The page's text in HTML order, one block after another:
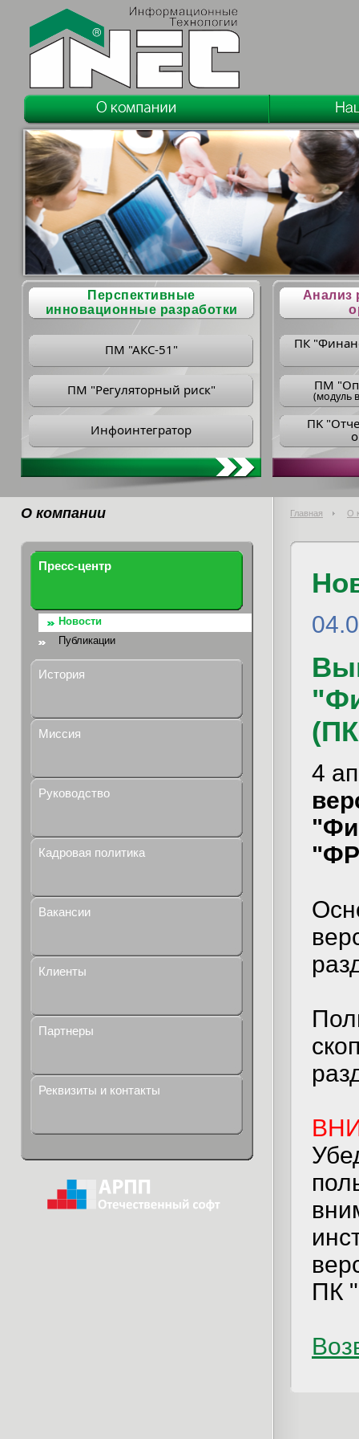
Перспективные
инновационные разработки
ПМ "АКС-51"
ПМ "Регуляторный риск"
Инфоинтегратор
Анализ
ПК
ПM
(модуль
ПK
О компании Главная О
Пресс-центр
Новости
Публикации
История
Миссия
Руководство
Кадровая политика
Вакансии
Клиенты
Партнеры
Реквизиты и контакты
4
ПК